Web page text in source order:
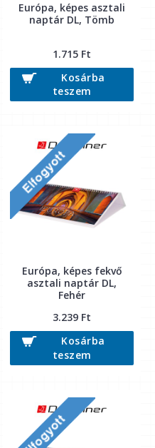
Európa, képes asztali
naptár DL, Tömb
1.715 Ft
Kosárba
teszem
Európa, képes fekvő
asztali naptár DL,
Fehér
3.239 Ft
Kosárba
teszem